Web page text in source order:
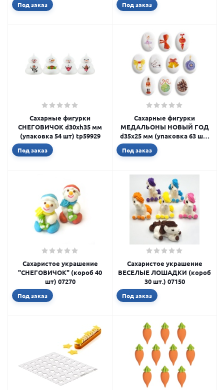
Под заказ Под заказ
Сахарные фигурки
СНЕГОВИЧОК d30хh35 мм
(упаковка 54 шт) tp59929
Под заказ
Сахарные фигурки
МЕДАЛЬОНЫ НОВЫЙ ГОД
d35х25 мм (упаковка 63 шт)
tp85454
Под заказ
Сахаристое украшение
"СНЕГОВИЧОК" (короб 40
шт) 07270
Под заказ
Сахаристое украшение
ВЕСЕЛЫЕ ЛОШАДКИ (короб
30 шт.) 07150
Под заказ